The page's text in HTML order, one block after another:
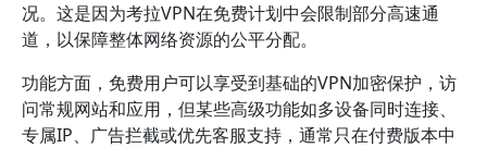
况。这是因为考拉VPN在免费计划中会限制部分高速通
道，以保障整体网络资源的公平分配。
功能方面，免费用户可以享受到基础的VPN加密保护，访
问常规网站和应用，但某些高级功能如多设备同时连接、
专属IP、广告拦截或优先客服支持，通常只在付费版本中